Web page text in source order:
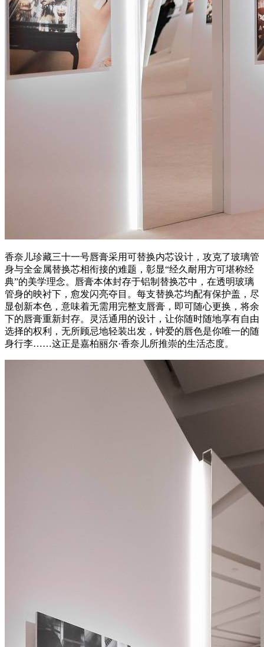
香奈儿珍藏三十一号唇膏采用可替换内芯设计，攻克了玻璃管
身与全金属替换芯相衔接的难题，彰显“经久耐用方可堪称经
典”的美学理念。唇膏本体封存于铝制替换芯中，在透明玻璃
管身的映衬下，愈发闪亮夺目。每支替换芯均配有保护盖，尽
显创新本色，意味着无需用完整支唇膏，即可随心更换，将余
下的唇膏重新封存。灵活通用的设计，让你随时随地享有自由
选择的权利，无所顾忌地轻装出发，钟爱的唇色是你唯一的随
身行李……这正是嘉柏丽尔·香奈儿所推崇的生活态度。